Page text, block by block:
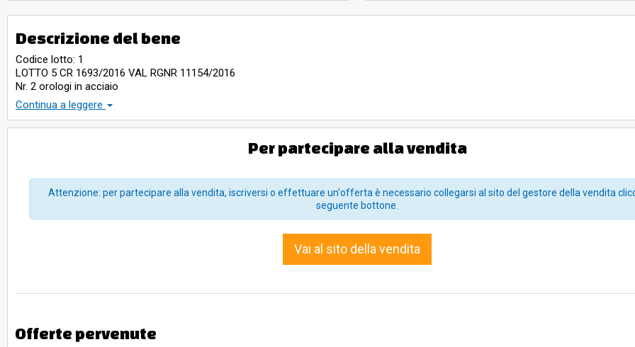
Descrizione del bene
Codice lotto: 1
LOTTO 5 CR 1693/2016 VAL RGNR 11154/2016
Nr. 2 orologi in acciaio
Nr. 1 bracciale oro 18 kt a maglie larghe gr. 5
Nr. 1 bracciale color oro 18 kt a maglie strette gr. 1,70
Nr. 1 collana argento con ciondolo elefantino
Nr. 1 collana color argento in metallo non prezioso
Nr. 1 bracciale danneggiato con 3 ciondoli a forma di cuori
Nr. 1 collana argento con pietra bianca sintetica
Nr. 1 bracciale di corda color arancione con ciondolo a forma di aereo
Nr. 1 anello oro basso titolo con pietre
PER LA VISIONE MANDARE UNA MAIL A valentina@sovemo.com
Continua a leggere
Per partecipare alla vendita
Attenzione: per partecipare alla vendita, iscriversi o effettuare un'offerta è necessario collegarsi al sito del gestore della vendita
seguente bottone.
Vai al sito della vendita
Offerte pervenute